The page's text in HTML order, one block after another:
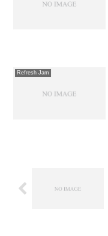
Refresh Jam